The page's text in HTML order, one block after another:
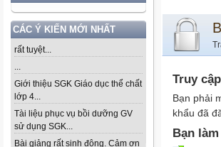
CÁC Ý KIẾN MỚI NHẤT
rất tuyệt...
...
Giới thiệu SGK Giáo dục thể chất
lớp 4...
Tài liệu phục vụ bồi dưỡng GV
sử dụng SGK...
Bài giảng rất sinh động. Cảm ơn
Truy
Bạn phải
khẩu đã
Bạn